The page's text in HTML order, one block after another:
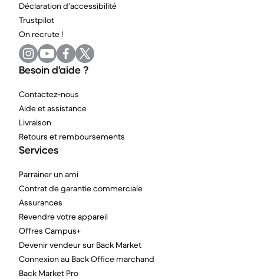
Déclaration d'accessibilité
Trustpilot
On recrute !
Besoin d'aide ?
Contactez-nous
Aide et assistance
Livraison
Retours et remboursements
Services
Parrainer un ami
Contrat de garantie commerciale
Assurances
Revendre votre appareil
Offres Campus+
Devenir vendeur sur Back Market
Connexion au Back Office marchand
Back Market Pro